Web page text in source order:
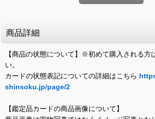
商品詳細
【商品の状態について】※初めて購入される方
い。
カードの状態表記についての詳細はこちら
shinsoku.jp/page/2
【鑑定品カードの商品画像について】